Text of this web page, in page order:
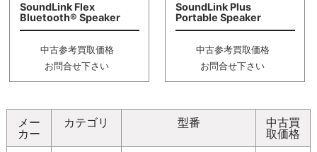
SoundLink Flex
Bluetooth® Speaker
中古参考買取価格
お問合せ下さい
SoundLink Plus
Portable Speaker
中古参考買取価格
お問合せ下さい
メー
カー
カテゴリ 型番
中古買
取価格